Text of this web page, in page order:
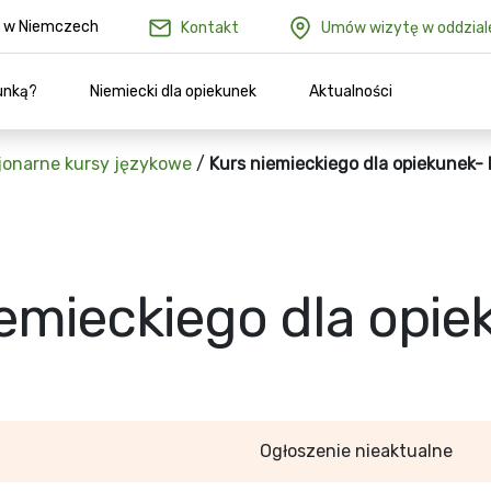
Niemczech Kontakt Umów wizytę w
Niemiecki dla opiekunek Aktualności
kursy językowe / Kurs niemieckiego dla opiekunek-
dla
Ogłoszenie nieaktualne